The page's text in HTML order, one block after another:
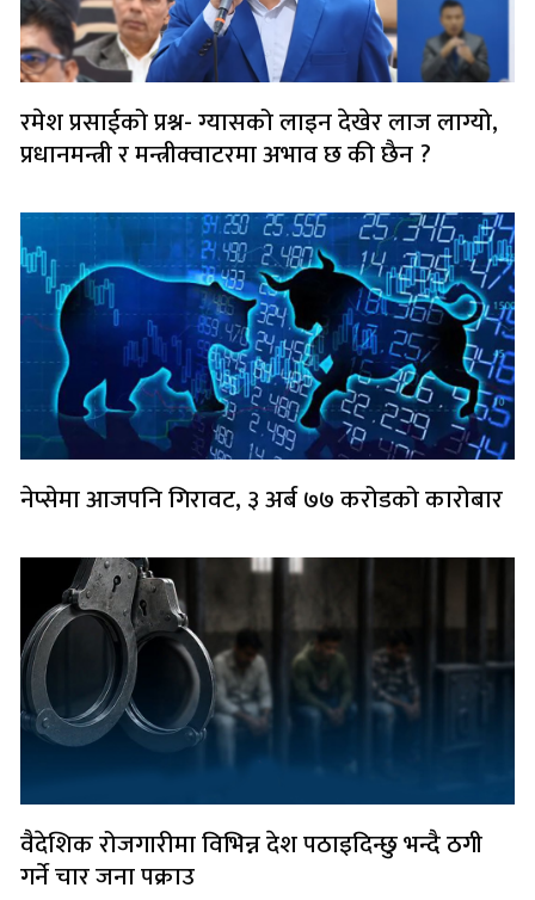
रमेश प्रसाईको प्रश्न- ग्यासको लाइन देखेर लाज लाग्यो,
प्रधानमन्त्री र मन्त्रीक्वाटरमा अभाव छ की छैन ?
नेप्सेमा आजपनि गिरावट, ३ अर्ब ७७ करोडको कारोबार
वैदेशिक रोजगारीमा विभिन्न देश पठाइदिन्छु भन्दै ठगी
गर्ने चार जना पक्राउ